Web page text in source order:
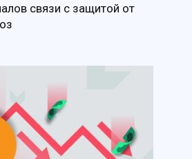
связи с защитой от